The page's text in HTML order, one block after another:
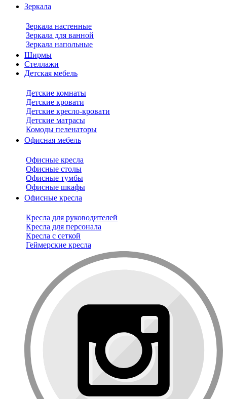
Зеркала
Зеркала настенные
Зеркала для ванной
Зеркала напольные
Ширмы
Стеллажи
Детская мебель
Детские комнаты
Детские кровати
Детские кресло-кровати
Детские матрасы
Комоды пеленаторы
Офисная мебель
Офисные кресла
Офисные столы
Офисные тумбы
Офисные шкафы
Офисные кресла
Кресла для руководителей
Кресла для персонала
Кресла с сеткой
Геймерские кресла